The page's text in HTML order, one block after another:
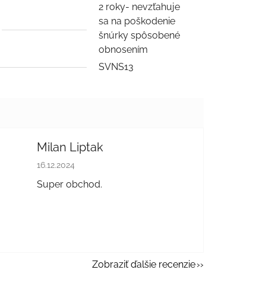
2 roky- nevzťahuje
sa na poškodenie
šnúrky spôsobené
obnosením
SVNS13
Milan Liptak
Hodnotenie obchodu je 5 z 5 hviezdičiek.
16.12.2024
Super obchod.
Zobraziť ďalšie recenzie